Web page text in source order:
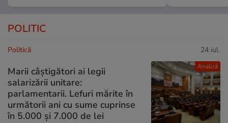
POLITIC
Analiză
Politică 24 iul.
Marii câștigători ai legii
salarizării unitare:
parlamentarii. Lefuri mărite în
următorii ani cu sume cuprinse
în 5.000 și 7.000 de lei